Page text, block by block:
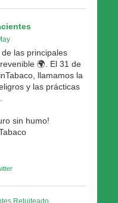
las principales
🌍. El 31 de
llamamos la
y las prácticas
sin humo!
Retuiteado